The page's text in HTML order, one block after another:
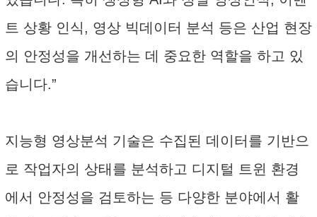
트 상황 인식, 영상 빅데이터 분석 등은 산업 현장
의 안정성을 개선하는 데 중요한 역할을 하고 있
습니다.”
지능형 영상분석 기술은 수집된 데이터를 기반으
로 작업자의 상태를 분석하고 디지털 트윈 환경
에서 안정성을 검토하는 등 다양한 분야에서 활